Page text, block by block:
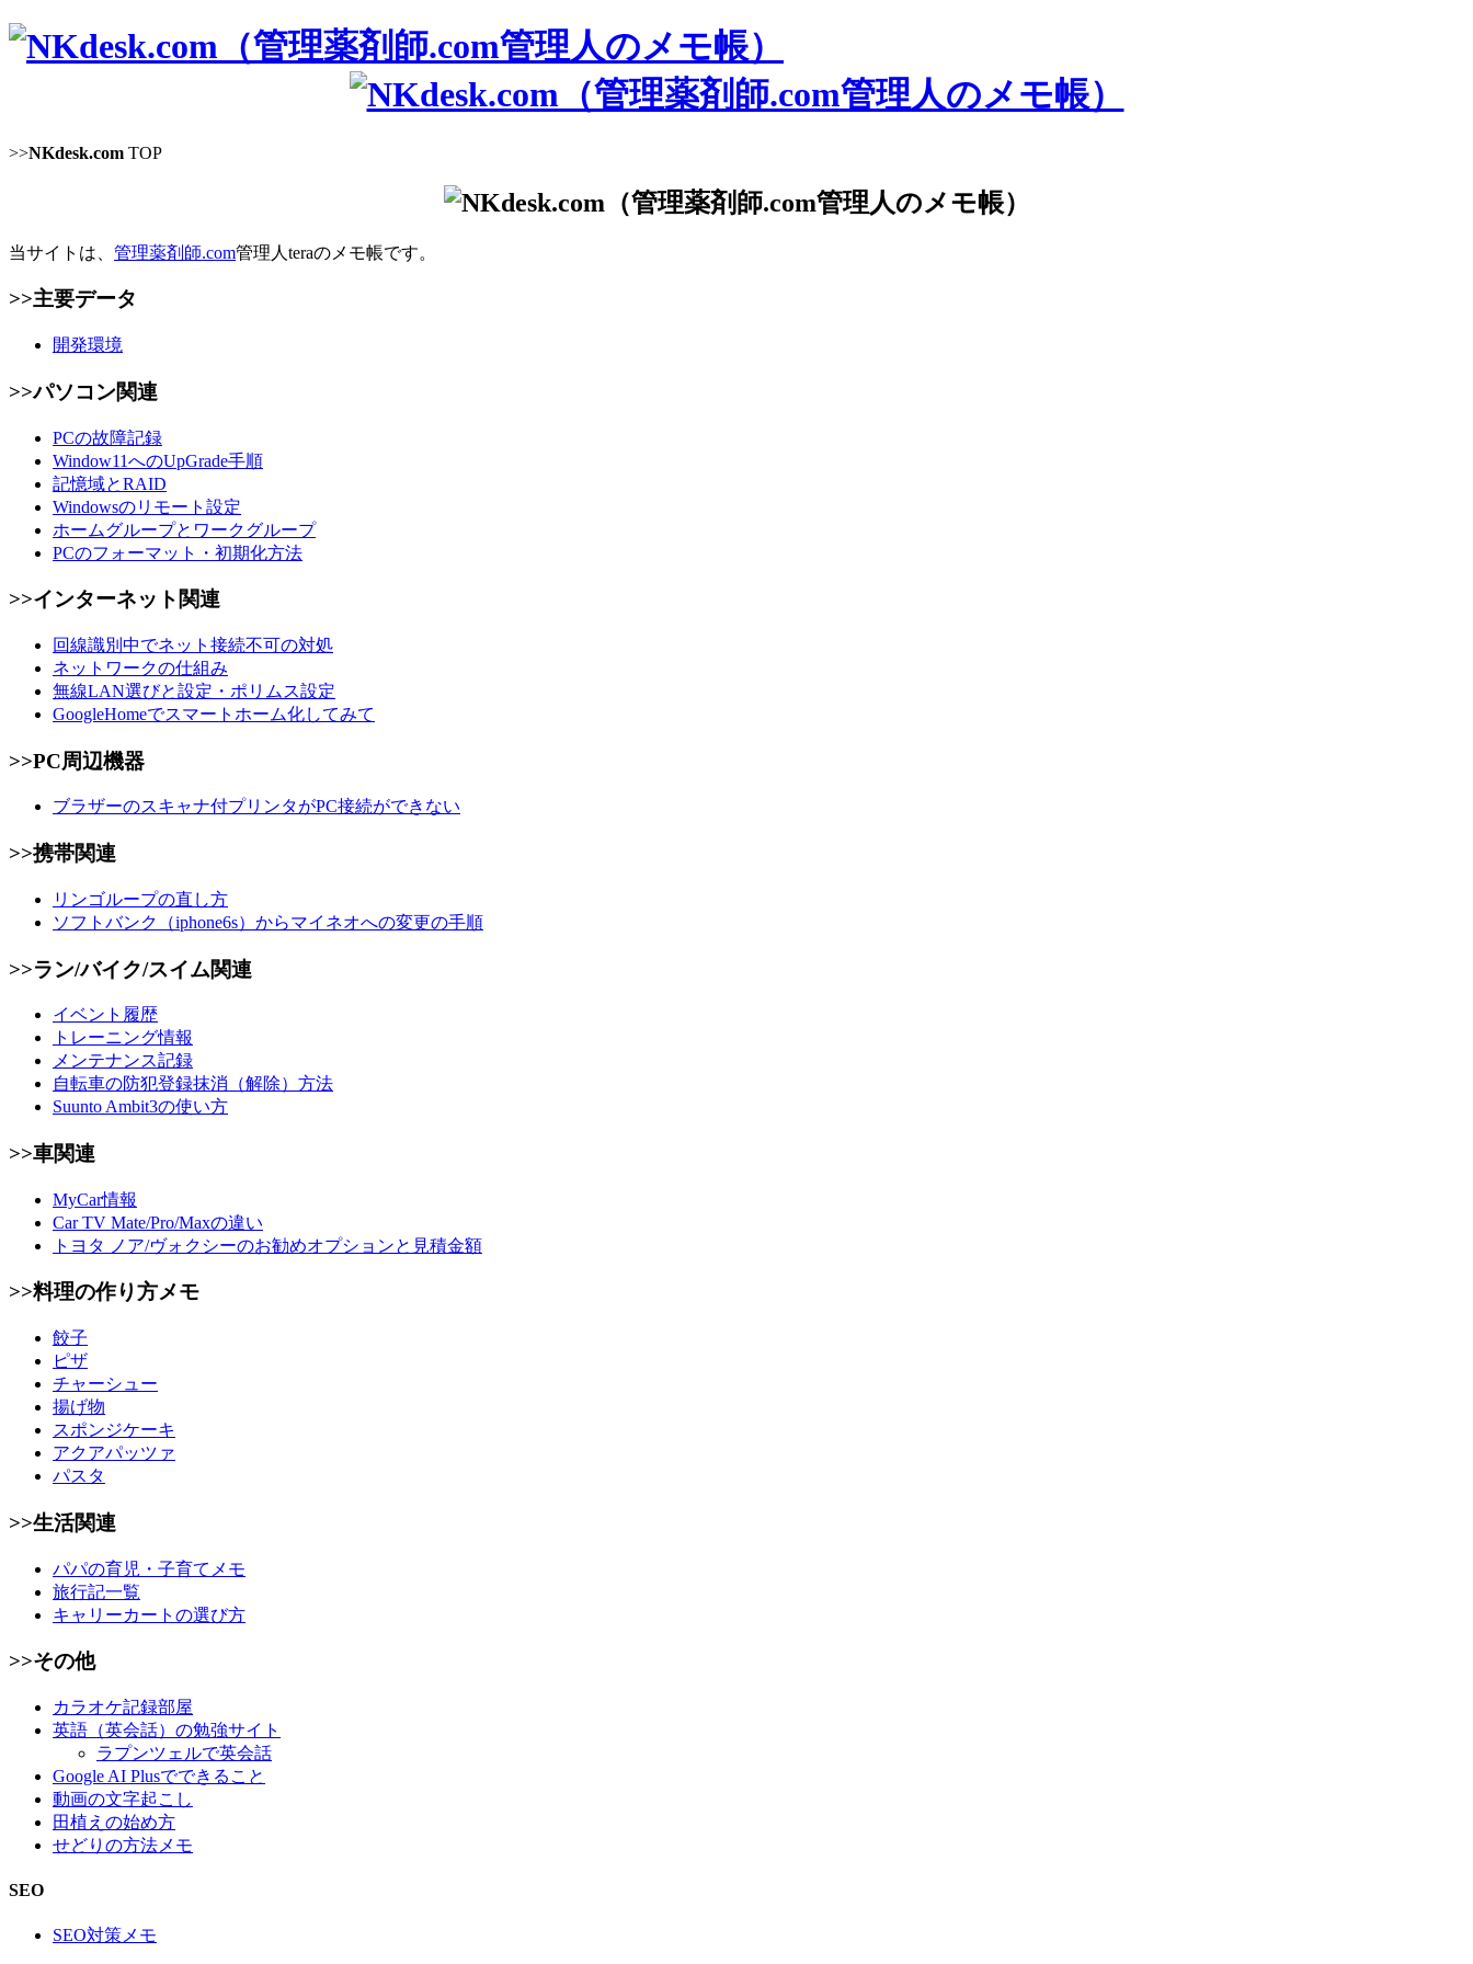
>>NKdesk.com TOP
当サイトは、 管理薬剤師.com管理人teraのメモ帳です。
>>主要データ
開発環境
>>パソコン関連
PCの故障記録
Window11へのUpGrade手順
記憶域とRAID
Windowsのリモート設定
ホームグループとワークグループ
PCのフォーマット・初期化方法
>>インターネット関連
回線識別中でネット接続不可の対処
ネットワークの仕組み
無線LAN選びと設定・ポリムス設定
GoogleHomeでスマートホーム化してみて
>>PC周辺機器
ブラザーのスキャナ付プリンタがPC接続ができない
>>携帯関連
リンゴループの直し方
ソフトバンク（iphone6s）からマイネオへの変更の手順
>>ラン/バイク/スイム関連
イベント履歴
トレーニング情報
メンテナンス記録
自転車の防犯登録抹消（解除）方法
Suunto Ambit3の使い方
>>車関連
MyCar情報
Car TV Mate/Pro/Maxの違い
トヨタ ノア/ヴォクシーのお勧めオプションと見積金額
>>料理の作り方メモ
餃子
ピザ
チャーシュー
揚げ物
スポンジケーキ
アクアパッツァ
パスタ
>>生活関連
パパの育児・子育てメモ
旅行記一覧
キャリーカートの選び方
>>その他
カラオケ記録部屋
英語（英会話）の勉強サイト
ラプンツェルで英会話
Google AI Plusでできること
動画の文字起こし
田植えの始め方
せどりの方法メモ
SEO
SEO対策メモ